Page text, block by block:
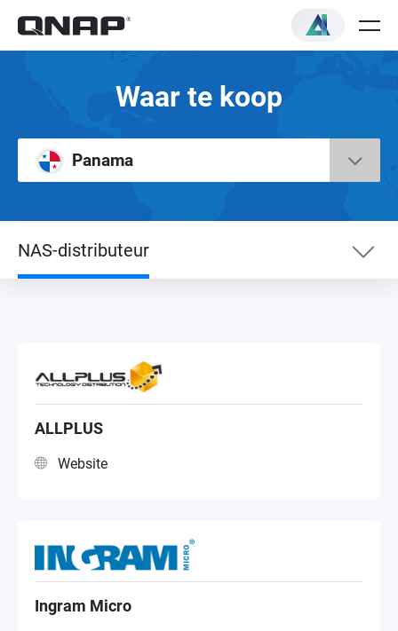
Waar te koop
Panama
NAS-distributeur
ALLPLUS
Website
Ingram Micro